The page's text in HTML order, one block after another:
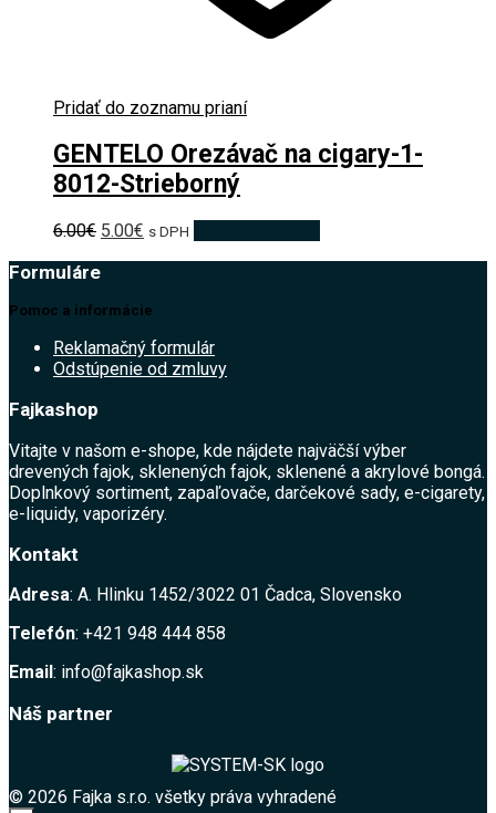
Pridať do zoznamu prianí
GENTELO Orezávač na cigary-1-
8012-Strieborný
6.00€ Pôvodná
bola:
5.00€ Aktuálna
s DPH
Formuláre
Pomoc a informácie
Reklamačný formulár
Odstúpenie od zmluvy
Fajkashop
Vitajte v našom e-shope, kde nájdete najväčší výber
drevených fajok, sklenených fajok, sklenené a akrylové bongá.
Doplnkový sortiment, zapaľovače, darčekové sady, e-cigarety,
e-liquidy, vaporizéry.
Kontakt
Adresa: A. Hlinku 1452/3022 01 Čadca, Slovensko
Telefón: +421 948 444 858
Email : info@fajkashop.sk
Náš partner
© 2026 Fajka s.r.o. všetky práva vyhradené